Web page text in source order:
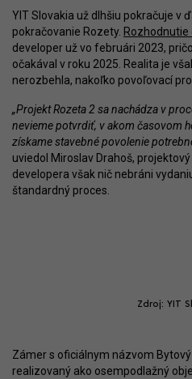
YIT Slovakia už dlhšiu pokračuje v
pokračovanie Rozety.
developer už vo februári 2023,
očakával v roku 2025. Realita je
nerozbehla, nakoľko povoľovací
„Projekt Rozeta 2 sa nachádza v
nevieme potvrdiť, v akom časovom
získame stavebné povolenie
uviedol Miroslav Drahoš,
developera však nič nebráni
štandardný proces.
Zdroj: YIT
Zámer s oficiálnym názvom
realizovaný ako osempodlažný